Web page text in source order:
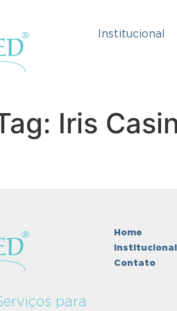
Institucional
Iris
para
Home
Institucional
Contato